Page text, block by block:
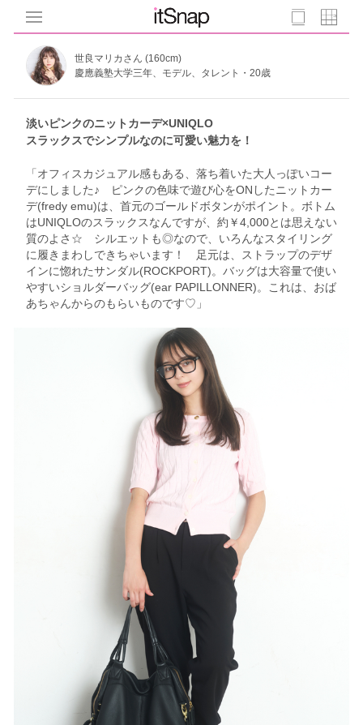
世良マリカさん (160cm)
慶應義塾大学三年、モデル、タレント・20歳
淡いピンクのニットカーデ×UNIQLO
スラックスでシンプルなのに可愛い魅力を！
「オフィスカジュアル感もある、落ち着いた大人っぽいコー
デにしました♪ ピンクの色味で遊び心をONしたニットカー
デ(fredy emu)は、首元のゴールドボタンがポイント。ボトム
はUNIQLOのスラックスなんですが、約￥4,000とは思えない
質のよさ☆ シルエットも◎なので、いろんなスタイリング
に履きまわしできちゃいます！ 足元は、ストラップのデザ
インに惚れたサンダル(ROCKPORT)。バッグは大容量で使い
やすいショルダーバッグ(ear PAPILLONNER)。これは、おば
あちゃんからのもらいものです♡」